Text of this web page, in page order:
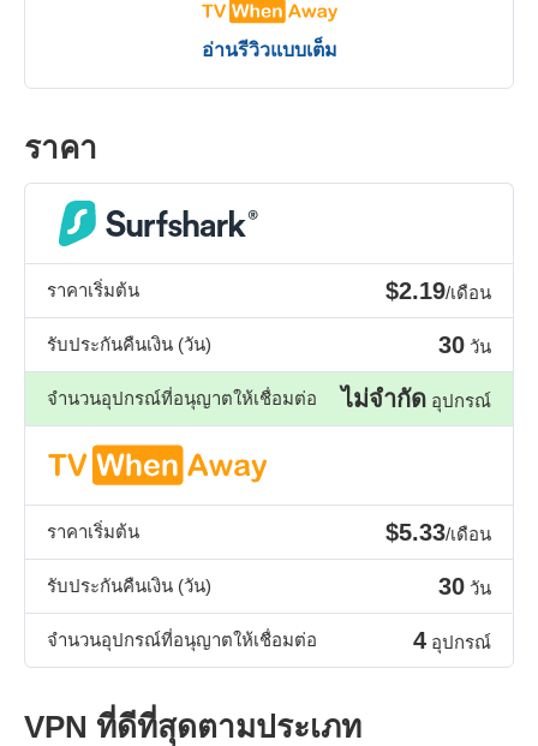
อ่านรีวิวแบบเต็ม
ราคา
ราคาเริ่มต้น $2.19/เดือน
รับประกันคืนเงิน (วัน) 30 วัน
จำนวนอุปกรณ์ที่อนุญาตให้เชื่อมต่อ ไม่จำกัด อุปกรณ์
ราคาเริ่มต้น $5.33/เดือน
รับประกันคืนเงิน (วัน) 30 วัน
จำนวนอุปกรณ์ที่อนุญาตให้เชื่อมต่อ 4 อุปกรณ์
VPN ที่ดีที่สุดตามประเภท